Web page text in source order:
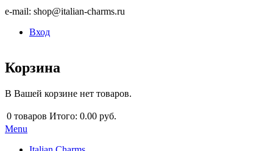
e-mail: shop@italian-charms.ru
Вход
Корзина
В Вашей корзине нет товаров.
0 товаров Итого: 0.00 руб.
Menu